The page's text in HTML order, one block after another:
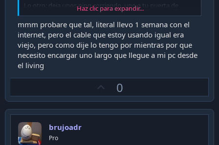
Lo otro: deja unos ping corriendo, uno a tu puerta de
enlace y otro a 8.8.8.8. Entonces, si tu conexión se cae y se
caen ambos ping, el problema está en tu casa. Ahora, si se
cae el ping a 8.8.8.8 pero no el ping hacia la puerta de
enlace, el problema está fuera de la casa y tienes que verlo
con tu proveedor.
Saludines.
Haz clic para expandir...
mmm probare que tal, literal llevo 1 semana con el
internet, pero el cable que estoy usando igual era
viejo, pero como dije lo tengo por mientras por que
necesito encargar uno largo que llegue a mi pc desde
el living
p
v
0
brujoadr
Pro